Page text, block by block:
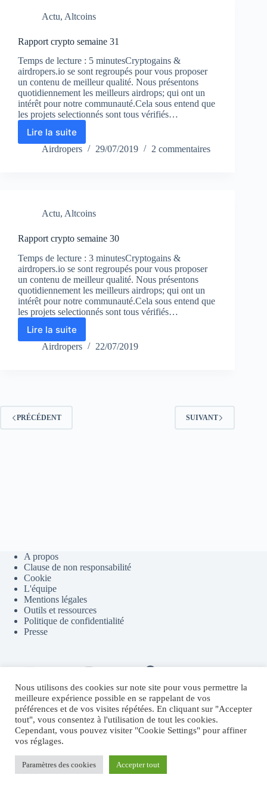
Actu, Altcoins
Rapport crypto semaine 31
Temps de lecture : 5 minutesCryptogains &
airdropers.io se sont regroupés pour vous proposer
un contenu de meilleur qualité. Nous présentons
quotidiennement les meilleurs airdrops; qui ont un
intérêt pour notre communauté.Cela sous entend que
les projets selectionnés sont tous vérifiés…
Lire la suite
Rapport
crypto
Airdropers 29/07/2019 2 commentaires
Actu, Altcoins
Rapport crypto semaine 30
Temps de lecture : 3 minutesCryptogains &
airdropers.io se sont regroupés pour vous proposer
un contenu de meilleur qualité. Nous présentons
quotidiennement les meilleurs airdrops; qui ont un
intérêt pour notre communauté.Cela sous entend que
les projets selectionnés sont tous vérifiés…
Lire la suite
Rapport
crypto
Airdropers 22/07/2019
PRÉCÉDENT SUIVANT
A propos
Clause de non responsabilité
Cookie
L'équipe
Mentions légales
Outils et ressources
Politique de confidentialité
Presse
Discord
Flux RSS
Sites partenaires
Fructify.io
Revenu Crypto Passif
Systeme.io
MichaelRevel.com
Nous utilisons des cookies sur note site pour vous permettre la
meilleure expérience possible en se rappelant de vos
préférences et de vos visites répétées. En cliquant sur "Accepter
tout", vous consentez à l'utilisation de tout les cookies.
Cependant, vous pouvez visiter "Cookie Settings" pour affiner
vos réglages.
Paramètres des cookies Accepter tout